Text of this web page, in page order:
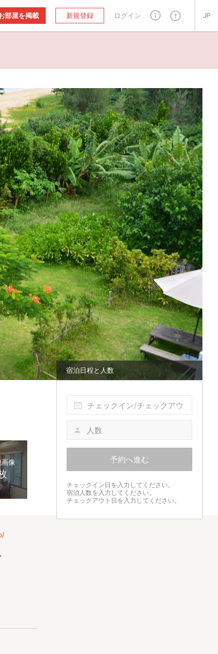
部屋を掲載 新規登録 ログイン JP
宿泊日程と人数
チェックイン/チェックアウ
ト
予約へ進む
チェックイン日を入力してください。
宿泊人数を入力してください。
チェックアウト日を入力してください。
像